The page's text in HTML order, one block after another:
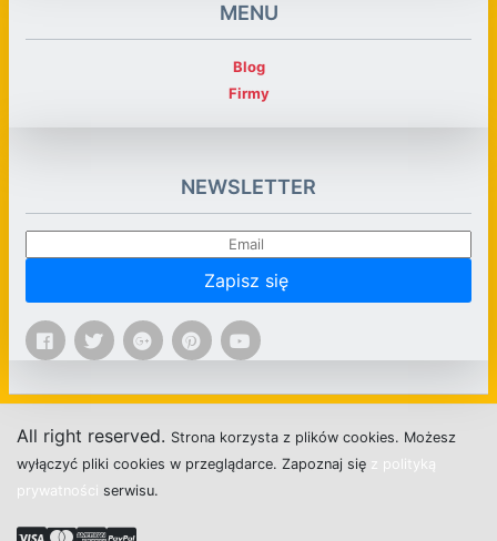
MENU
Blog
Firmy
NEWSLETTER
Zapisz się
All right reserved. Strona korzysta z plików cookies. Możesz
wyłączyć pliki cookies w przeglądarce. Zapoznaj się z polityką
prywatności serwisu.